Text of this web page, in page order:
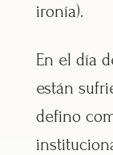
ironía).
En el día
están
defino